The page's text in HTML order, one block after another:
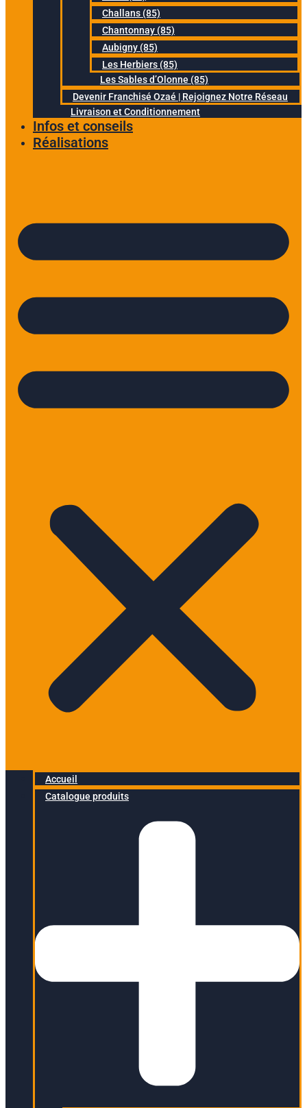
Challans (85)
Chantonnay (85)
Aubigny (85)
Les Herbiers (85)
Les Sables d’Olonne (85)
Devenir Franchisé Ozaé | Rejoignez Notre Réseau
Livraison et Conditionnement
Infos et conseils
Réalisations
Accueil
Catalogue produits